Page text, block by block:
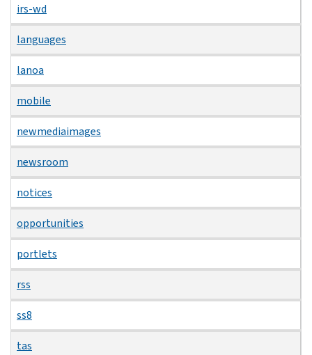
irs-wd
languages
lanoa
mobile
newmediaimages
newsroom
notices
opportunities
portlets
rss
ss8
tas